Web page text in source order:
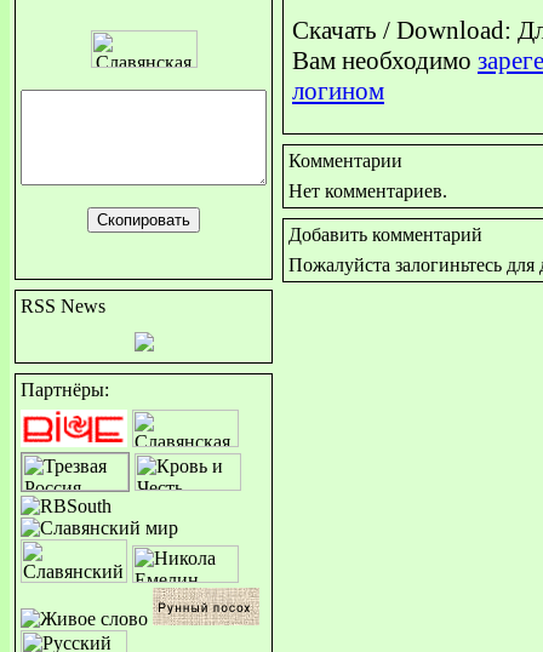
RSS News
Партнёры:
Скачать / Download:
Вам необходимо
логином
Комментарии
Нет комментариев.
Добавить комментарий
Пожалуйста залогиньтесь